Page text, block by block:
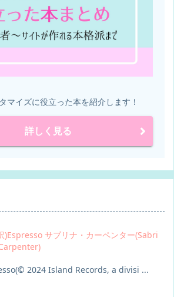
マイズに役立った本を紹介します！
詳しく見る
)Espresso サブリナ・カーペンター(Sabri
2024 Island Records, a divisi ...